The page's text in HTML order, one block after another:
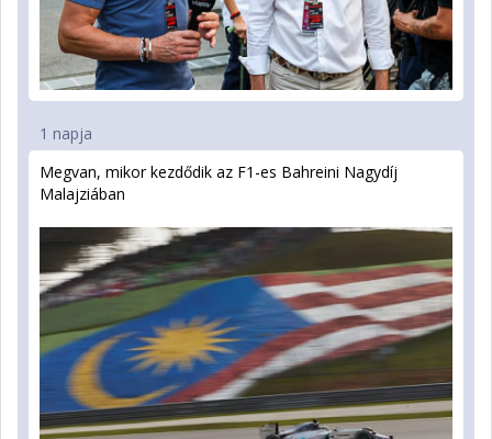
1 napja
Megvan, mikor kezdődik az F1-es Bahreini Nagydíj
Malajziában